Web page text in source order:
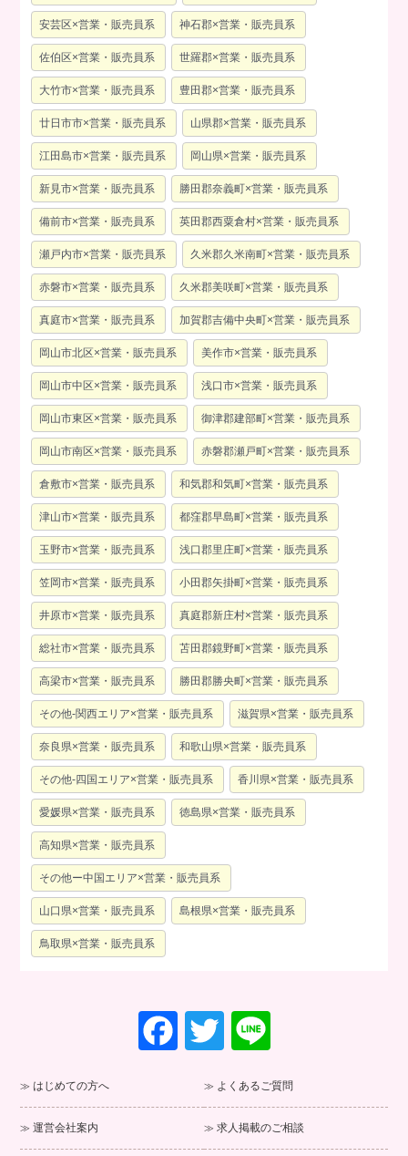
安芸区×営業・販売員系 神石郡×営業・販売員系
佐伯区×営業・販売員系 世羅郡×営業・販売員系
大竹市×営業・販売員系 豊田郡×営業・販売員系
廿日市市×営業・販売員系 山県郡×営業・販売員系
江田島市×営業・販売員系 岡山県×営業・販売員系
新見市×営業・販売員系 勝田郡奈義町×営業・販売員系
備前市×営業・販売員系 英田郡西粟倉村×営業・販売員系
瀬戸内市×営業・販売員系 久米郡久米南町×営業・販売員系
赤磐市×営業・販売員系 久米郡美咲町×営業・販売員系
真庭市×営業・販売員系 加賀郡吉備中央町×営業・販売員系
岡山市北区×営業・販売員系 美作市×営業・販売員系
岡山市中区×営業・販売員系 浅口市×営業・販売員系
岡山市東区×営業・販売員系 御津郡建部町×営業・販売員系
岡山市南区×営業・販売員系 赤磐郡瀬戸町×営業・販売員系
倉敷市×営業・販売員系 和気郡和気町×営業・販売員系
津山市×営業・販売員系 都窪郡早島町×営業・販売員系
玉野市×営業・販売員系 浅口郡里庄町×営業・販売員系
笠岡市×営業・販売員系 小田郡矢掛町×営業・販売員系
井原市×営業・販売員系 真庭郡新庄村×営業・販売員系
総社市×営業・販売員系 苫田郡鏡野町×営業・販売員系
高梁市×営業・販売員系 勝田郡勝央町×営業・販売員系
その他-関西エリア×営業・販売員系 滋賀県×営業・販売員系
奈良県×営業・販売員系 和歌山県×営業・販売員系
その他-四国エリア×営業・販売員系 香川県×営業・販売員系
愛媛県×営業・販売員系 徳島県×営業・販売員系
高知県×営業・販売員系
その他ー中国エリア×営業・販売員系
山口県×営業・販売員系 島根県×営業・販売員系
鳥取県×営業・販売員系
F
a
e
b
T
wi
tt
er
e
はじめての方へ よくあるご質問
運営会社案内 求人掲載のご相談